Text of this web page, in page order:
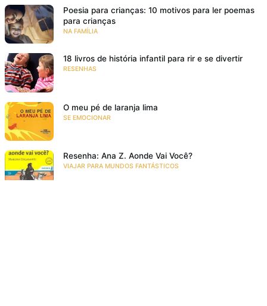
Poesia para crianças: 10 motivos para ler poemas
para crianças
NA FAMÍLIA
18 livros de história infantil para rir e se divertir
RESENHAS
O meu pé de laranja lima
SE EMOCIONAR
Resenha: Ana Z. Aonde Vai Você?
VIAJAR PARA MUNDOS FANTÁSTICOS